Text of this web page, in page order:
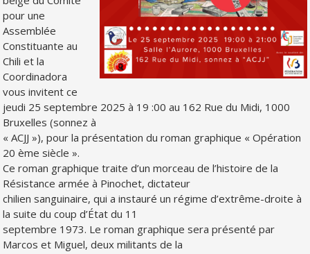
pour une
Assemblée
Constituante au
Chili et la
Coordinadora
vous invitent ce
jeudi 25 septembre 2025 à 19 :00 au 162 Rue du Midi, 1000
Bruxelles (sonnez à
« ACJJ »), pour la présentation du roman graphique « Opération
20 ème siècle ».
Ce roman graphique traite d’un morceau de l’histoire de la
Résistance armée à Pinochet, dictateur
chilien sanguinaire, qui a instauré un régime d’extrême-droite à
la suite du coup d’État du 11
septembre 1973. Le roman graphique sera présenté par
Marcos et Miguel, deux militants de la